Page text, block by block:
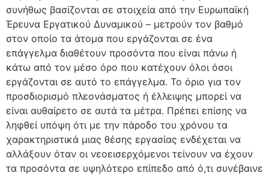
συνήθως βασίζονται σε στοιχεία από την Ευρωπαϊκή
Έρευνα Εργατικού Δυναμικού – μετρούν τον βαθμό
στον οποίο τα άτομα που εργάζονται σε ένα
επάγγελμα διαθέτουν προσόντα που είναι πάνω ή
κάτω από τον μέσο όρο που κατέχουν όλοι όσοι
εργάζονται σε αυτό το επάγγελμα. Το όριο για τον
προσδιορισμό πλεονάσματος ή έλλειψης μπορεί να
είναι αυθαίρετο σε αυτά τα μέτρα. Πρέπει επίσης να
ληφθεί υπόψη ότι με την πάροδο του χρόνου τα
χαρακτηριστικά μιας θέσης εργασίας ενδέχεται να
αλλάξουν όταν οι νεοεισερχόμενοι τείνουν να έχουν
τα προσόντα σε υψηλότερο επίπεδο από ό,τι συνέβαινε